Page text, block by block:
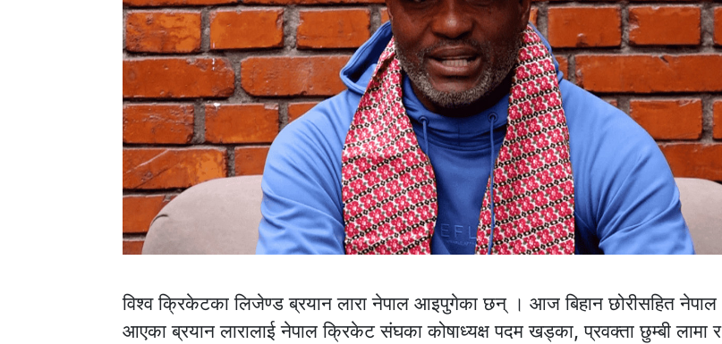
विश्व क्रिकेटका लिजेण्ड ब्रयान लारा नेपाल आइपुगेका छन् । आज बिहान छोरीसहित नेपाल
आएका ब्रयान लारालाई नेपाल क्रिकेट संघका कोषाध्यक्ष पदम खड्का, प्रवक्ता छुम्बी लामा र